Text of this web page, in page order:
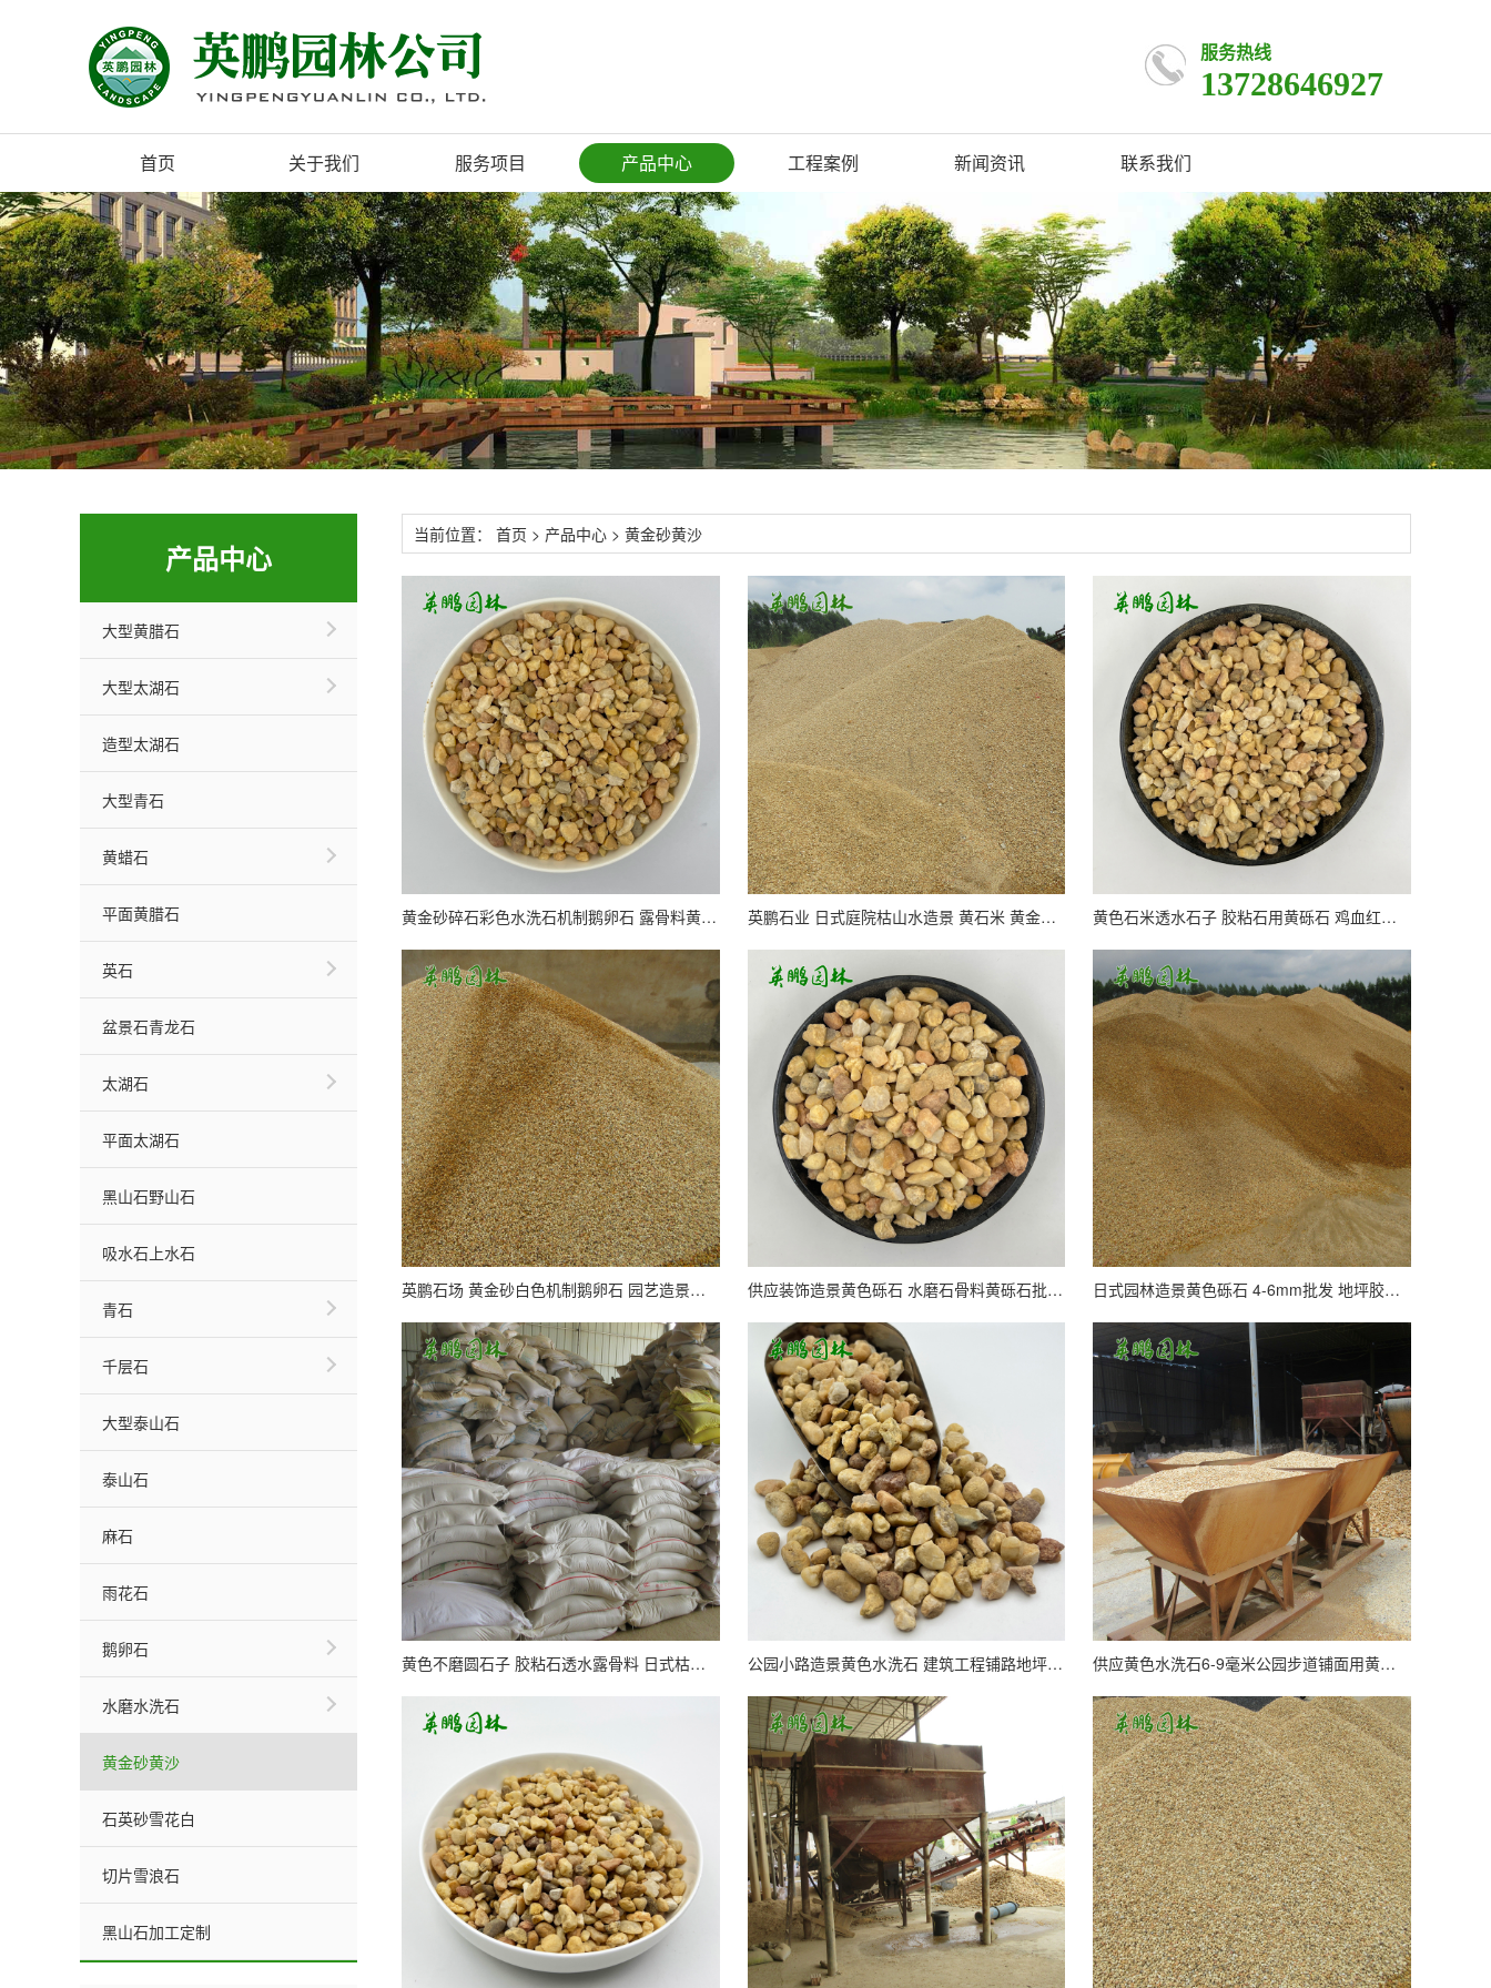
服务热线
13728646927
首页 关于我们 服务项目 产品中心 工程案例 新闻资讯 联系我们
产品中心
大型黄腊石
大型太湖石
造型太湖石
大型青石
黄蜡石
平面黄腊石
英石
盆景石青龙石
太湖石
平面太湖石
黑山石野山石
吸水石上水石
青石
千层石
大型泰山石
泰山石
麻石
雨花石
鹅卵石
水磨水洗石
黄金砂黄沙
石英砂雪花白
切片雪浪石
黑山石加工定制
当前位置： 首页 > 产品中心 > 黄金砂黄沙
黄金砂碎石彩色水洗石机制鹅卵石 露骨料黄石米黄色洗米石 英鹏石业 日式庭院枯山水造景 黄石米 黄金砂水洗石 黄色石米透水石子 胶粘石用黄砾石 鸡血红洗米石机制黄卵石
英鹏石场 黄金砂白色机制鹅卵石 园艺造景铺面用白石米 供应装饰造景黄色砾石 水磨石骨料黄砾石批发 楼盘装饰用黄石子 日式园林造景黄色砾石 4-6mm批发 地坪胶粘石黄石子
黄色不磨圆石子 胶粘石透水露骨料 日式枯山水造景用黄色系砾石 公园小路造景黄色水洗石 建筑工程铺路地坪用碎石子 6-9mm 供应黄色水洗石6-9毫米公园步道铺面用黄鹅卵石胶黏石子